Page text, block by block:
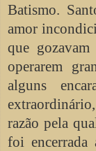
Batismo.
amor
que
operarem
alguns
razão pela
foi encerrada